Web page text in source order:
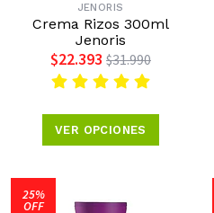
JENORIS
Crema Rizos 300ml
Jenoris
$22.393 $31.990
VER OPCIONES
25%
OFF